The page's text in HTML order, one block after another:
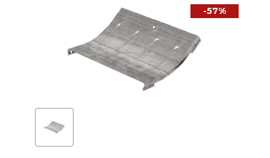
-57%